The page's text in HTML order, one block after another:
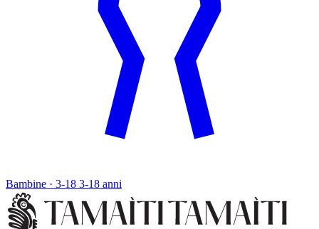
Bambine · 3-18 3-18 anni